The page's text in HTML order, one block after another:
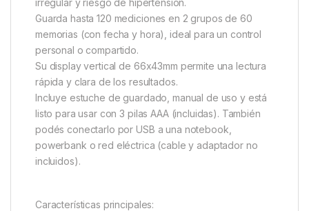
Guarda hasta 120 mediciones en 2 grupos de 60
memorias (con fecha y hora), ideal para un control
personal o compartido.
Su display vertical de 66x43mm permite una lectura
rápida y clara de los resultados.
Incluye estuche de guardado, manual de uso y está
listo para usar con 3 pilas AAA (incluidas). También
podés conectarlo por USB a una notebook,
powerbank o red eléctrica (cable y adaptador no
incluidos).
Características principales: